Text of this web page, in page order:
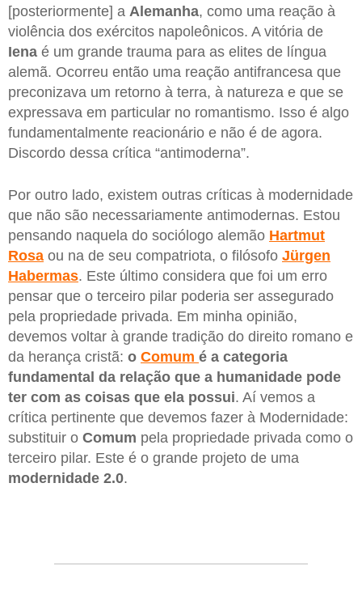
[posteriormente] a Alemanha, como uma reação à
violência dos exércitos napoleônicos. A vitória de
Iena é um grande trauma para as elites de língua
alemã. Ocorreu então uma reação antifrancesa que
preconizava um retorno à terra, à natureza e que se
expressava em particular no romantismo. Isso é algo
fundamentalmente reacionário e não é de agora.
Discordo dessa crítica “antimoderna”.
Por outro lado, existem outras críticas à modernidade
que não são necessariamente antimodernas. Estou
pensando naquela do sociólogo alemão Hartmut
Rosa ou na de seu compatriota, o filósofo Jürgen
Habermas. Este último considera que foi um erro
pensar que o terceiro pilar poderia ser assegurado
pela propriedade privada. Em minha opinião,
devemos voltar à grande tradição do direito romano e
da herança cristã: o Comum é a categoria
fundamental da relação que a humanidade pode
ter com as coisas que ela possui. Aí vemos a
crítica pertinente que devemos fazer à Modernidade:
substituir o Comum pela propriedade privada como o
terceiro pilar. Este é o grande projeto de uma
modernidade 2.0.